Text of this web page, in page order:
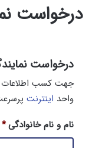
درخواست
درخواست
واحد اینترنت
نام و نام خانوادگی*